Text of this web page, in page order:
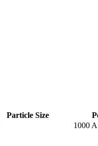
Particle Size
1000 A